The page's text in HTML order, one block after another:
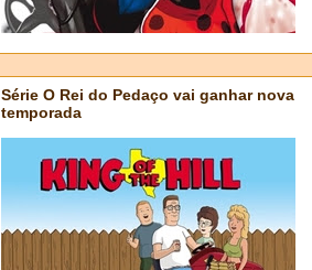
Série O Rei do Pedaço vai ganhar nova
temporada